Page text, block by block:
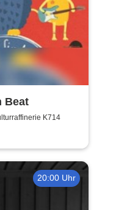
Beat
K714
20:00 Uhr